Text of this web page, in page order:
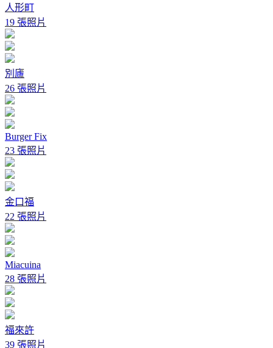
人形町
19 張照片
別廬
26 張照片
Burger Fix
23 張照片
金口福
22 張照片
Miacuina
28 張照片
福來許
39 張照片